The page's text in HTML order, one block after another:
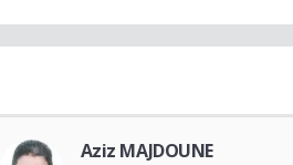
Aziz MAJDOUNE